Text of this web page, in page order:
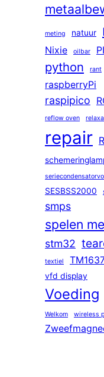
meting natuur
Nixie oilbar
python rant
raspberryPi
raspipico
reflow oven
repair
SESBSS2000
smps
spelen
stm32
textiel
vfd display
Voeding
Welkom wireless